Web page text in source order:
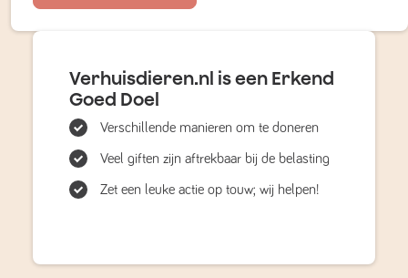
Verhuisdieren.nl is een Erkend
Goed Doel
Verschillende manieren om te doneren
Veel giften zijn aftrekbaar bij de belasting
Zet een leuke actie op touw; wij helpen!